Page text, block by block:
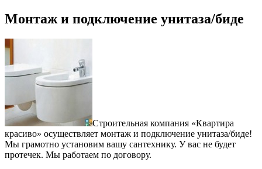
Монтаж и подключение унитаза/биде
Строительная компания «Квартира
красиво» осуществляет монтаж и подключение унитаза/биде!
Мы грамотно установим вашу сантехнику. У вас не будет
протечек. Мы работаем по договору.